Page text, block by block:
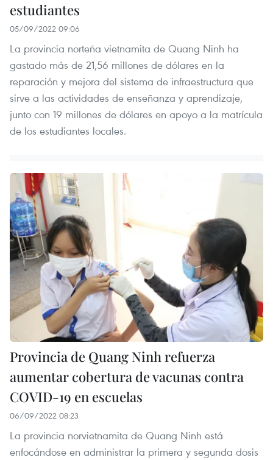
estudiantes
05/09/2022 09:06
La provincia norteña vietnamita de Quang Ninh ha
gastado más de 21,56 millones de dólares en la
reparación y mejora del sistema de infraestructura que
sirve a las actividades de enseñanza y aprendizaje,
junto con 19 millones de dólares en apoyo a la matrícula
de los estudiantes locales.
Provincia de Quang Ninh refuerza
aumentar cobertura de vacunas contra
COVID-19 en escuelas
06/09/2022 08:23
La provincia norvietnamita de Quang Ninh está
enfocándose en administrar la primera y segunda dosis